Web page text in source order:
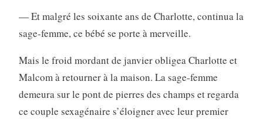
— Et malgré les soixante ans de Charlotte, continua la
sage-femme, ce bébé se porte à merveille.
Mais le froid mordant de janvier obligea Charlotte et
Malcom à retourner à la maison. La sage-femme
demeura sur le pont de pierres des champs et regarda
ce couple sexagénaire s’éloigner avec leur premier